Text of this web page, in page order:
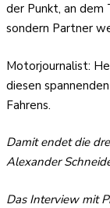
der Punkt, an dem
sondern Partner
Motorjournalist:
diesen
Fahrens.
Damit endet die
Alexander
Das Interview mit